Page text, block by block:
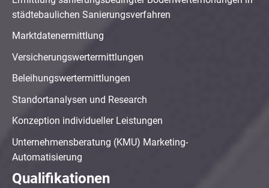
städtebaulichen Sanierungsverfahren
Marktdatenermittlung
Versicherungswertermittlungen
Beleihungswertermittlungen
Standortanalysen und Research
Konzeption individueller Leistungen
Unternehmensberatung (KMU) Marketing-
Automatisierung
Qualifikationen